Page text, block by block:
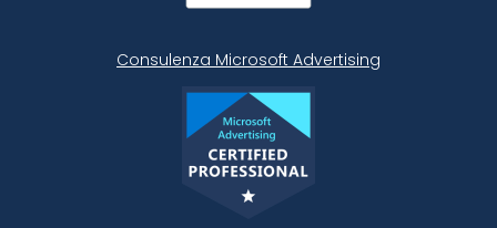
Consulenza Microsoft Advertising